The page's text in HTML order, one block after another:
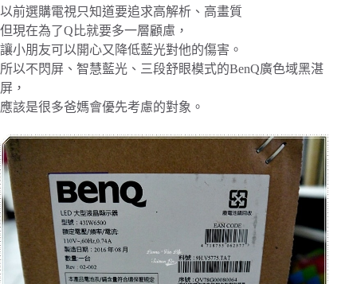
以前選購電視只知道要追求高解析、高畫質
但現在為了Q比就要多一層顧慮，
讓小朋友可以開心又降低藍光對他的傷害。
‎所以不閃屏、智慧藍光、三段舒眼模式的BenQ‎廣色域黑湛
屏，
應該是很多爸媽會優先考慮的對象。